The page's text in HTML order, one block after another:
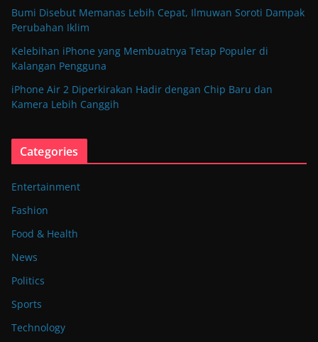
Bumi Disebut Memanas Lebih Cepat, Ilmuwan Soroti Dampak
Perubahan Iklim
Kelebihan iPhone yang Membuatnya Tetap Populer di
Kalangan Pengguna
iPhone Air 2 Diperkirakan Hadir dengan Chip Baru dan
Kamera Lebih Canggih
Categories
Entertainment
Fashion
Food & Health
News
Politics
Sports
Technology